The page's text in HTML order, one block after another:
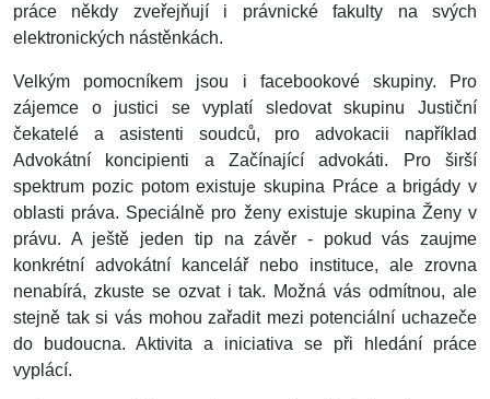
práce někdy zveřejňují i právnické fakulty na svých
elektronických nástěnkách.
Velkým pomocníkem jsou i facebookové skupiny. Pro
zájemce o justici se vyplatí sledovat skupinu Justiční
čekatelé a asistenti soudců, pro advokacii například
Advokátní koncipienti a Začínající advokáti. Pro širší
spektrum pozic potom existuje skupina Práce a brigády v
oblasti práva. Speciálně pro ženy existuje skupina Ženy v
právu. A ještě jeden tip na závěr - pokud vás zaujme
konkrétní advokátní kancelář nebo instituce, ale zrovna
nenabírá, zkuste se ozvat i tak. Možná vás odmítnou, ale
stejně tak si vás mohou zařadit mezi potenciální uchazeče
do budoucna. Aktivita a iniciativa se při hledání práce
vyplácí.